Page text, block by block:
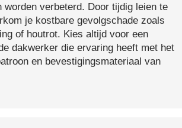
worden verbeterd. Door tijdig leien te
je kostbare gevolgschade zoals
of houtrot. Kies altijd voor een
dakwerker die ervaring heeft met het
en bevestigingsmateriaal van